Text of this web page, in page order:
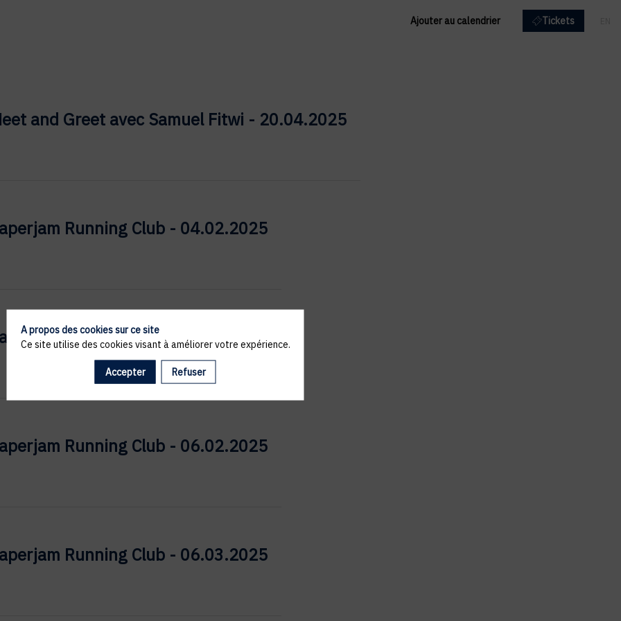
Ajouter au calendrier Tickets
and Greet avec Samuel Fitwi - 20.04.2025
Running Club - 04.02.2025
Running Club - 04.03.2025
Running Club - 06.02.2025
Running Club - 06.03.2025
A propos des cookies sur ce site
Ce site utilise des cookies visant à améliorer votre expérience.
Accepter Refuser